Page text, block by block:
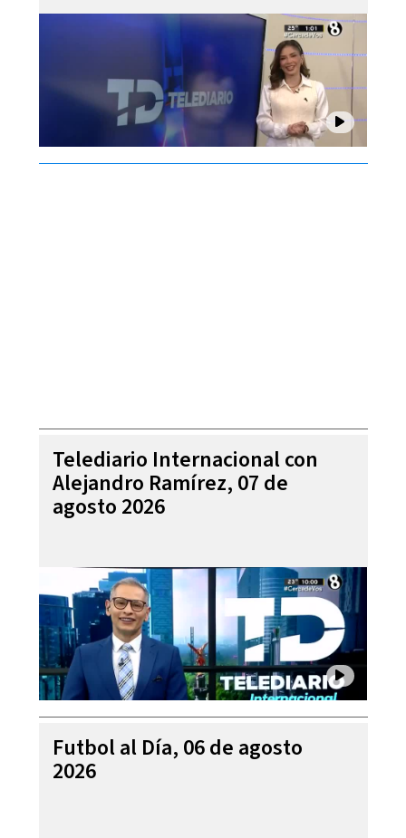
Telediario Internacional con
Alejandro Ramírez, 07 de
agosto 2026
Futbol al Día, 06 de agosto
2026